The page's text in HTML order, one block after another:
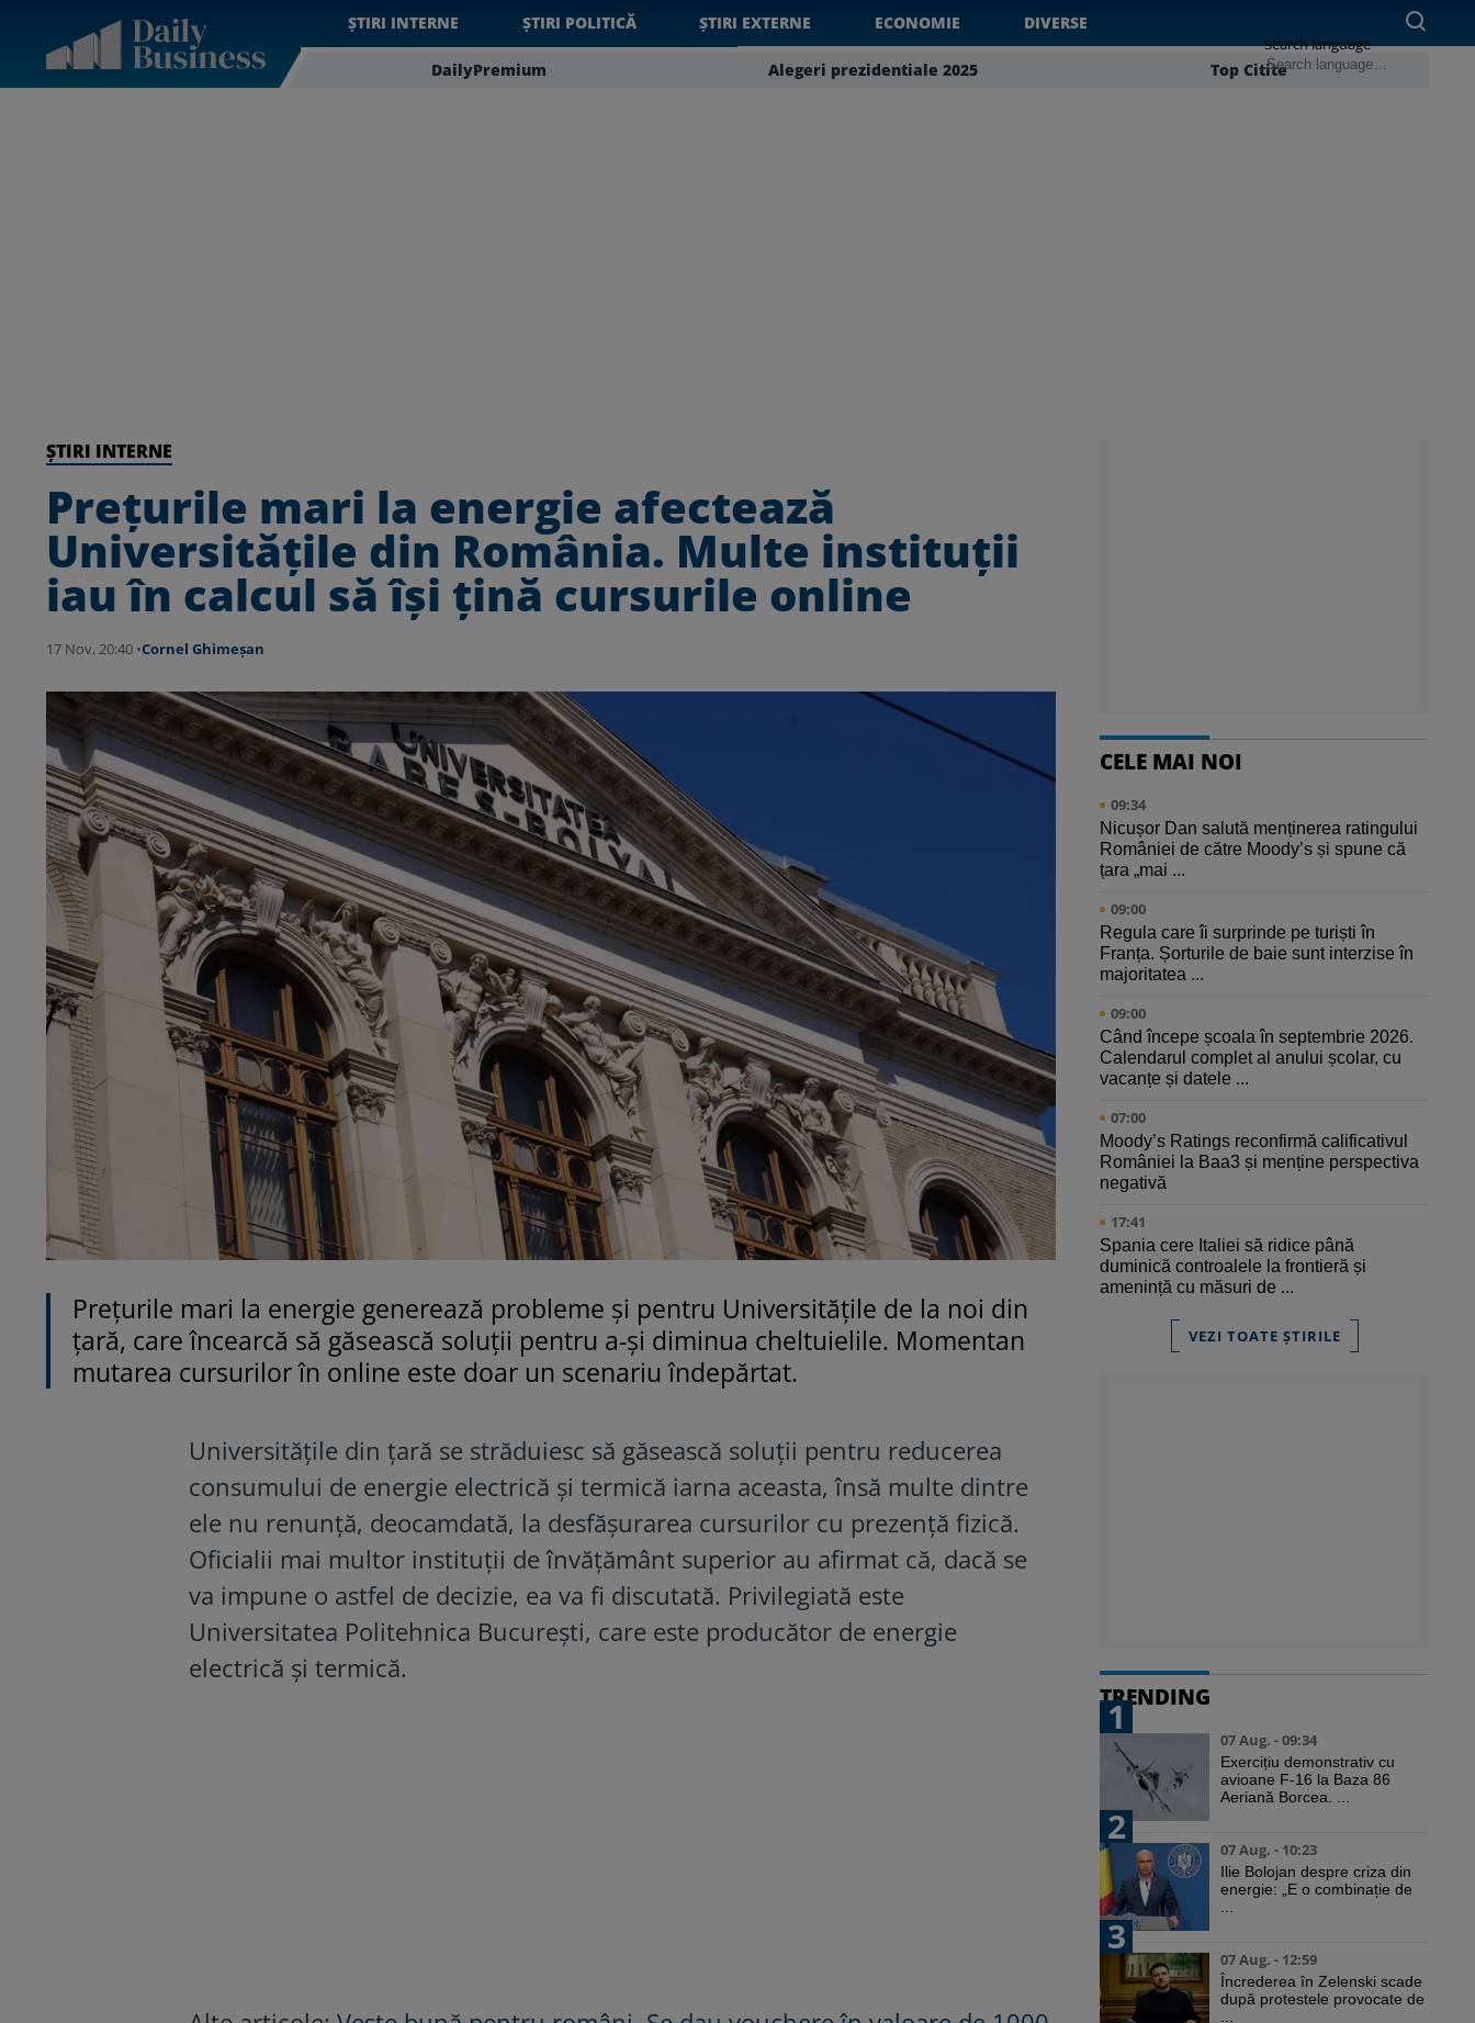
ȘTIRI INTERNE ȘTIRI POLITICĂ ȘTIRI EXTERNE ECONOMIE DIVERSE
DailyPremium Alegeri prezidentiale 2025 Top Citite
Search language
ȘTIRI INTERNE
Prețurile mari la energie afectează
Universitățile din România. Multe instituții
iau în calcul să își țină cursurile online
17 Nov, 20:40 •Cornel Ghimeșan
Prețurile mari la energie generează probleme și pentru Universitățile de la noi din
țară, care încearcă să găsească soluții pentru a-și diminua cheltuielile. Momentan
mutarea cursurilor în online este doar un scenariu îndepărtat.
Universităţile din ţară se străduiesc să găsească soluții pentru reducerea
consumului de energie electrică şi termică iarna aceasta, însă multe dintre
ele nu renunţă, deocamdată, la desfăşurarea cursurilor cu prezenţă fizică.
Oficialii mai multor instituţii de învăţământ superior au afirmat că, dacă se
va impune o astfel de decizie, ea va fi discutată. Privilegiată este
Universitatea Politehnica Bucureşti, care este producător de energie
electrică şi termică.
CELE MAI NOI
09:34
Nicușor Dan salută menținerea ratingului
României de către Moody’s și spune că
țara „mai ...
09:00
Regula care îi surprinde pe turiști în
Franța. Șorturile de baie sunt interzise în
majoritatea ...
09:00
Când începe școala în septembrie 2026.
Calendarul complet al anului școlar, cu
vacanțe și datele ...
07:00
Moody’s Ratings reconfirmă calificativul
României la Baa3 și menține perspectiva
negativă
17:41
Spania cere Italiei să ridice până
duminică controalele la frontieră și
amenință cu măsuri de ...
VEZI TOATE ȘTIRILE
TRENDING
1
07 Aug. - 09:34
Exercițiu demonstrativ cu
avioane F-16 la Baza 86
Aeriană Borcea. ...
2
07 Aug. - 10:23
Ilie Bolojan despre criza din
energie: „E o combinație de
3
07 Aug. - 12:59
Încrederea în Zelenski scade
după protestele provocate de